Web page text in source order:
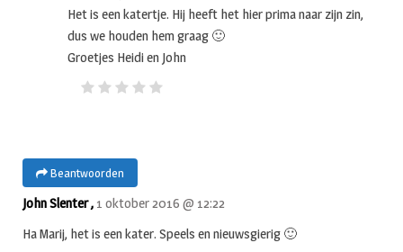
Het is een katertje. Hij heeft het hier prima naar zijn zin,
dus we houden hem graag 🙂
Groetjes Heidi en John
Beantwoorden
John Slenter , 1 oktober 2016 @ 12:22
Ha Marij, het is een kater. Speels en nieuwsgierig 🙂